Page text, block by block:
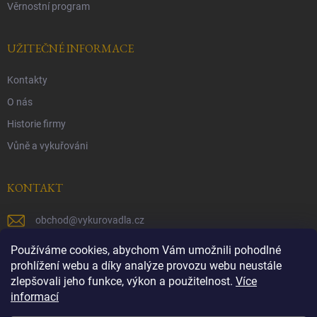
Používáme cookies, abychom Vám umožnili pohodlné
prohlížení webu a díky analýze provozu webu neustále
zlepšovali jeho funkce, výkon a použitelnost. Více
informací
Věrnostní program
UŽITEČNÉ INFORMACE
Kontakty
O nás
Historie firmy
Vůně a vykuřováni
KONTAKT
obchod@vykurovadla.cz
+420 603 149 699
https://www.facebook.com/vykurovadla.cz/
https://www.instagram.com/vykurovadla.cz/